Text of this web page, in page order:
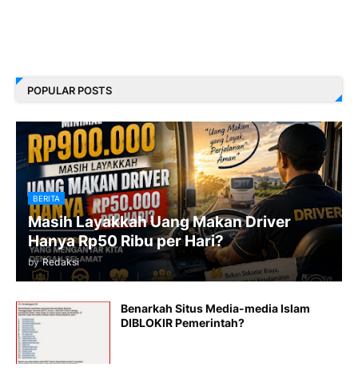
POPULAR POSTS
BERITA
Masih Layakkah Uang Makan Driver
Hanya Rp50 Ribu per Hari?
by Redaksi
Benarkah Situs Media-media Islam
DIBLOKIR Pemerintah?